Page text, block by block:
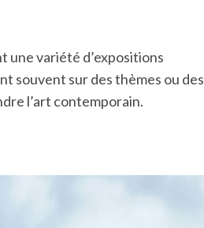
une variété d’expositions
souvent sur des thèmes ou des
l’art contemporain.